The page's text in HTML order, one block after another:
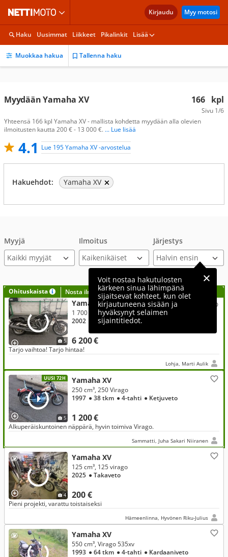
Kirjaudu Myy motosi
Haku Uusimmat Liikkeet Pikalinkit Lisää
Muokkaa hakua Tallenna haku
166 kpl
Sivu 1/6
Myydään Yamaha XV
Yhteensä 166 kpl Yamaha XV - mallista kohdetta myydään alla olevien
ilmoitusten kautta 200 € - 13 000 €. ... Lue lisää
4.1 Lue 195 Yamaha XV -arvostelua
Hakuehdot: Yamaha XV
Myyjä
Kaikki myyjät
Ilmoitus Järjestys
Voit nostaa hakutulosten
kärkeen sinua lähimpänä
sijaitsevat kohteet, kun olet
kirjautuneena sisään ja
hyväksynyt selaimen
sijaintitiedot.
Ohituskaista Nosta ilmoituksesi tähän?
5
Yamaha XV
6 200 €
1 700 cm³, 1700 Warrior
2002
● 34 tkm● 4-tahti
Tarjo vaihtoa! Tarjo hintaa!
Lohja, Marti Aulik
UUSI 72H
5
Yamaha XV
1 200 €
250 cm³, 250 Virago
1997 ● 38 tkm ● 4-tahti ● Ketjuveto
Alkuperäiskuntoinen näppärä, hyvin toimiva Virago.
Sammatti, Juha Sakari Niiranen
4
Yamaha XV
200 €
125 cm³, 125 virago
2025 ● Takaveto
Pieni projekti, varattu toistaiseksi
Hämeenlinna, Hyvönen Riku-Julius
Yamaha XV
550 cm³, Virago 535xv
1993 ● 64 tkm ● 4-tahti ● Kardaaniveto